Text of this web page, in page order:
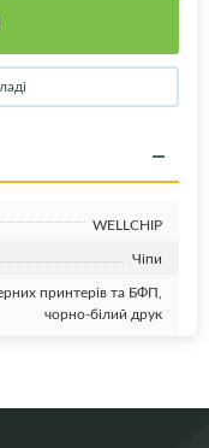
WELLCHIP
Чіпи
принтерів та БФП,
чорно-білий друк